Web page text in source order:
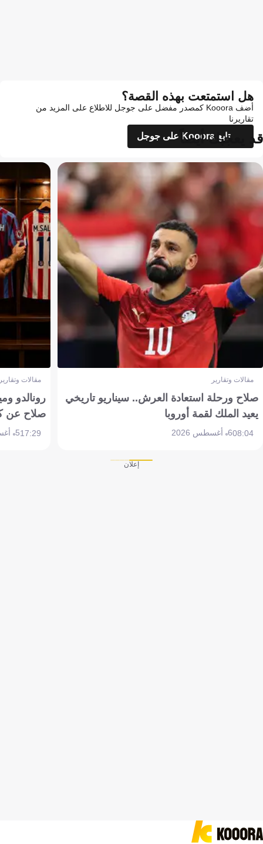
هل استمتعت بهذه القصة؟
أضف Kooora كمصدر مفضل على جوجل للاطلاع على المزيد من
تقاريرنا
تابع Kooora على جوجل
قد يعجبك أيضاً
مقالات وتقارير
صلاح ورحلة استعادة العرش.. سيناريو تاريخي
يعيد الملك لقمة أوروبا
08:046 أغسطس 2026
مقالات
رونالدو
صلاح عن
17:295 أغسطس 2026
إعلان